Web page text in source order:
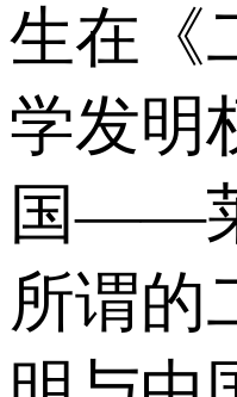
生在《
学发明
国——
所谓的